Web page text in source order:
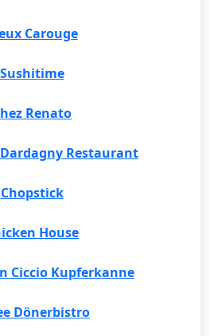
Carouge
Sushitime
Renato
Restaurant
Chopstick
House
Ciccio Kupferkanne
Dönerbistro